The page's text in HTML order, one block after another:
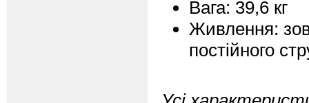
Вага: 39,6 кг
Живлення:
постійного